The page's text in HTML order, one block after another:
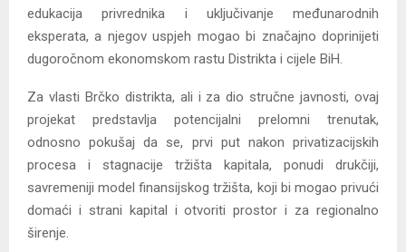
edukacija privrednika i uključivanje međunarodnih
eksperata, a njegov uspjeh mogao bi značajno doprinijeti
dugoročnom ekonomskom rastu Distrikta i cijele BiH.
Za vlasti Brčko distrikta, ali i za dio stručne javnosti, ovaj
projekat predstavlja potencijalni prelomni trenutak,
odnosno pokušaj da se, prvi put nakon privatizacijskih
procesa i stagnacije tržišta kapitala, ponudi drukčiji,
savremeniji model finansijskog tržišta, koji bi mogao privući
domaći i strani kapital i otvoriti prostor i za regionalno
širenje.